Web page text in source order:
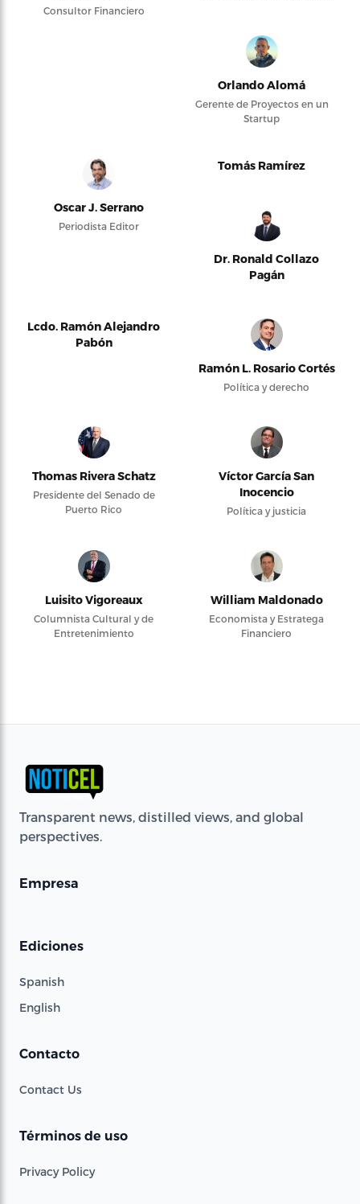
Consultor Financiero
Orlando Alomá
Gerente de Proyectos en un
Startup
Oscar J. Serrano
Periodista Editor
Tomás Ramírez
Dr. Ronald Collazo
Pagán
Lcdo. Ramón Alejandro
Pabón
Ramón L. Rosario Cortés
Política y derecho
Thomas Rivera Schatz
Presidente del Senado de
Puerto Rico
Víctor García San
Inocencio
Política y justicia
Luisito Vigoreaux
Columnista Cultural y de
Entretenimiento
William Maldonado
Economista y Estratega
Financiero
Transparent news, distilled views, and global
perspectives.
Empresa
Ediciones
Spanish
English
Contacto
Contact Us
Términos de uso
Privacy Policy